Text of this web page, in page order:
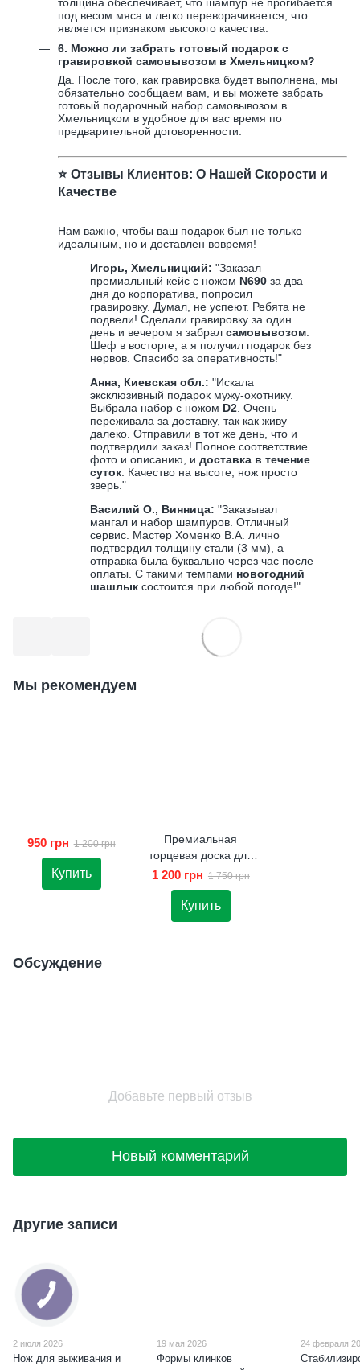
толщина обеспечивает, что шампур не прогибается
под весом мяса и легко переворачивается, что
является признаком высокого качества.
6. Можно ли забрать готовый подарок с
гравировкой самовывозом в Хмельницком?
Да. После того, как гравировка будет выполнена, мы
обязательно сообщаем вам, и вы можете забрать
готовый подарочный набор самовывозом в
Хмельницком в удобное для вас время по
предварительной договоренности.
⭐️ Отзывы Клиентов: О Нашей Скорости и
Качестве
Нам важно, чтобы ваш подарок был не только
идеальным, но и доставлен вовремя!
Игорь, Хмельницкий: "Заказал
премиальный кейс с ножом N690 за два
дня до корпоратива, попросил
гравировку. Думал, не успеют. Ребята не
подвели! Сделали гравировку за один
день и вечером я забрал самовывозом.
Шеф в восторге, а я получил подарок без
нервов. Спасибо за оперативность!"
Анна, Киевская обл.: "Искала
эксклюзивный подарок мужу-охотнику.
Выбрала набор с ножом D2. Очень
переживала за доставку, так как живу
далеко. Отправили в тот же день, что и
подтвердили заказ! Полное соответствие
фото и описанию, и доставка в течение
суток. Качество на высоте, нож просто
зверь."
Василий О., Винница: "Заказывал
мангал и набор шампуров. Отличный
сервис. Мастер Хоменко В.А. лично
подтвердил толщину стали (3 мм), а
отправка была буквально через час после
оплаты. С такими темпами новогодний
шашлык состоится при любой погоде!"
Мы рекомендуем
950 грн 1 200 грн
Купить
Премиальная
торцевая доска для
вашей кухни
1 200 грн 1 750 грн
Купить
Обсуждение
Добавьте первый отзыв
Новый комментарий
Другие записи
2 июля 2026
Нож для выживания и
19 мая 2026
Формы клинков
24 февраля